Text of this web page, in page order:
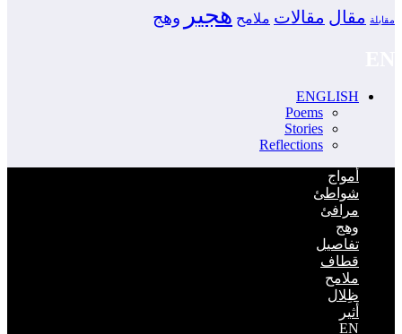
مقابلة مقال مقالات ملامح هجير وهج
ENGLISH
Poems
Stories
Reflections
أمواج
شواطئ
مرافئ
وهج
تفاصيل
قطاف
ملامح
ظِلال
أثير
EN